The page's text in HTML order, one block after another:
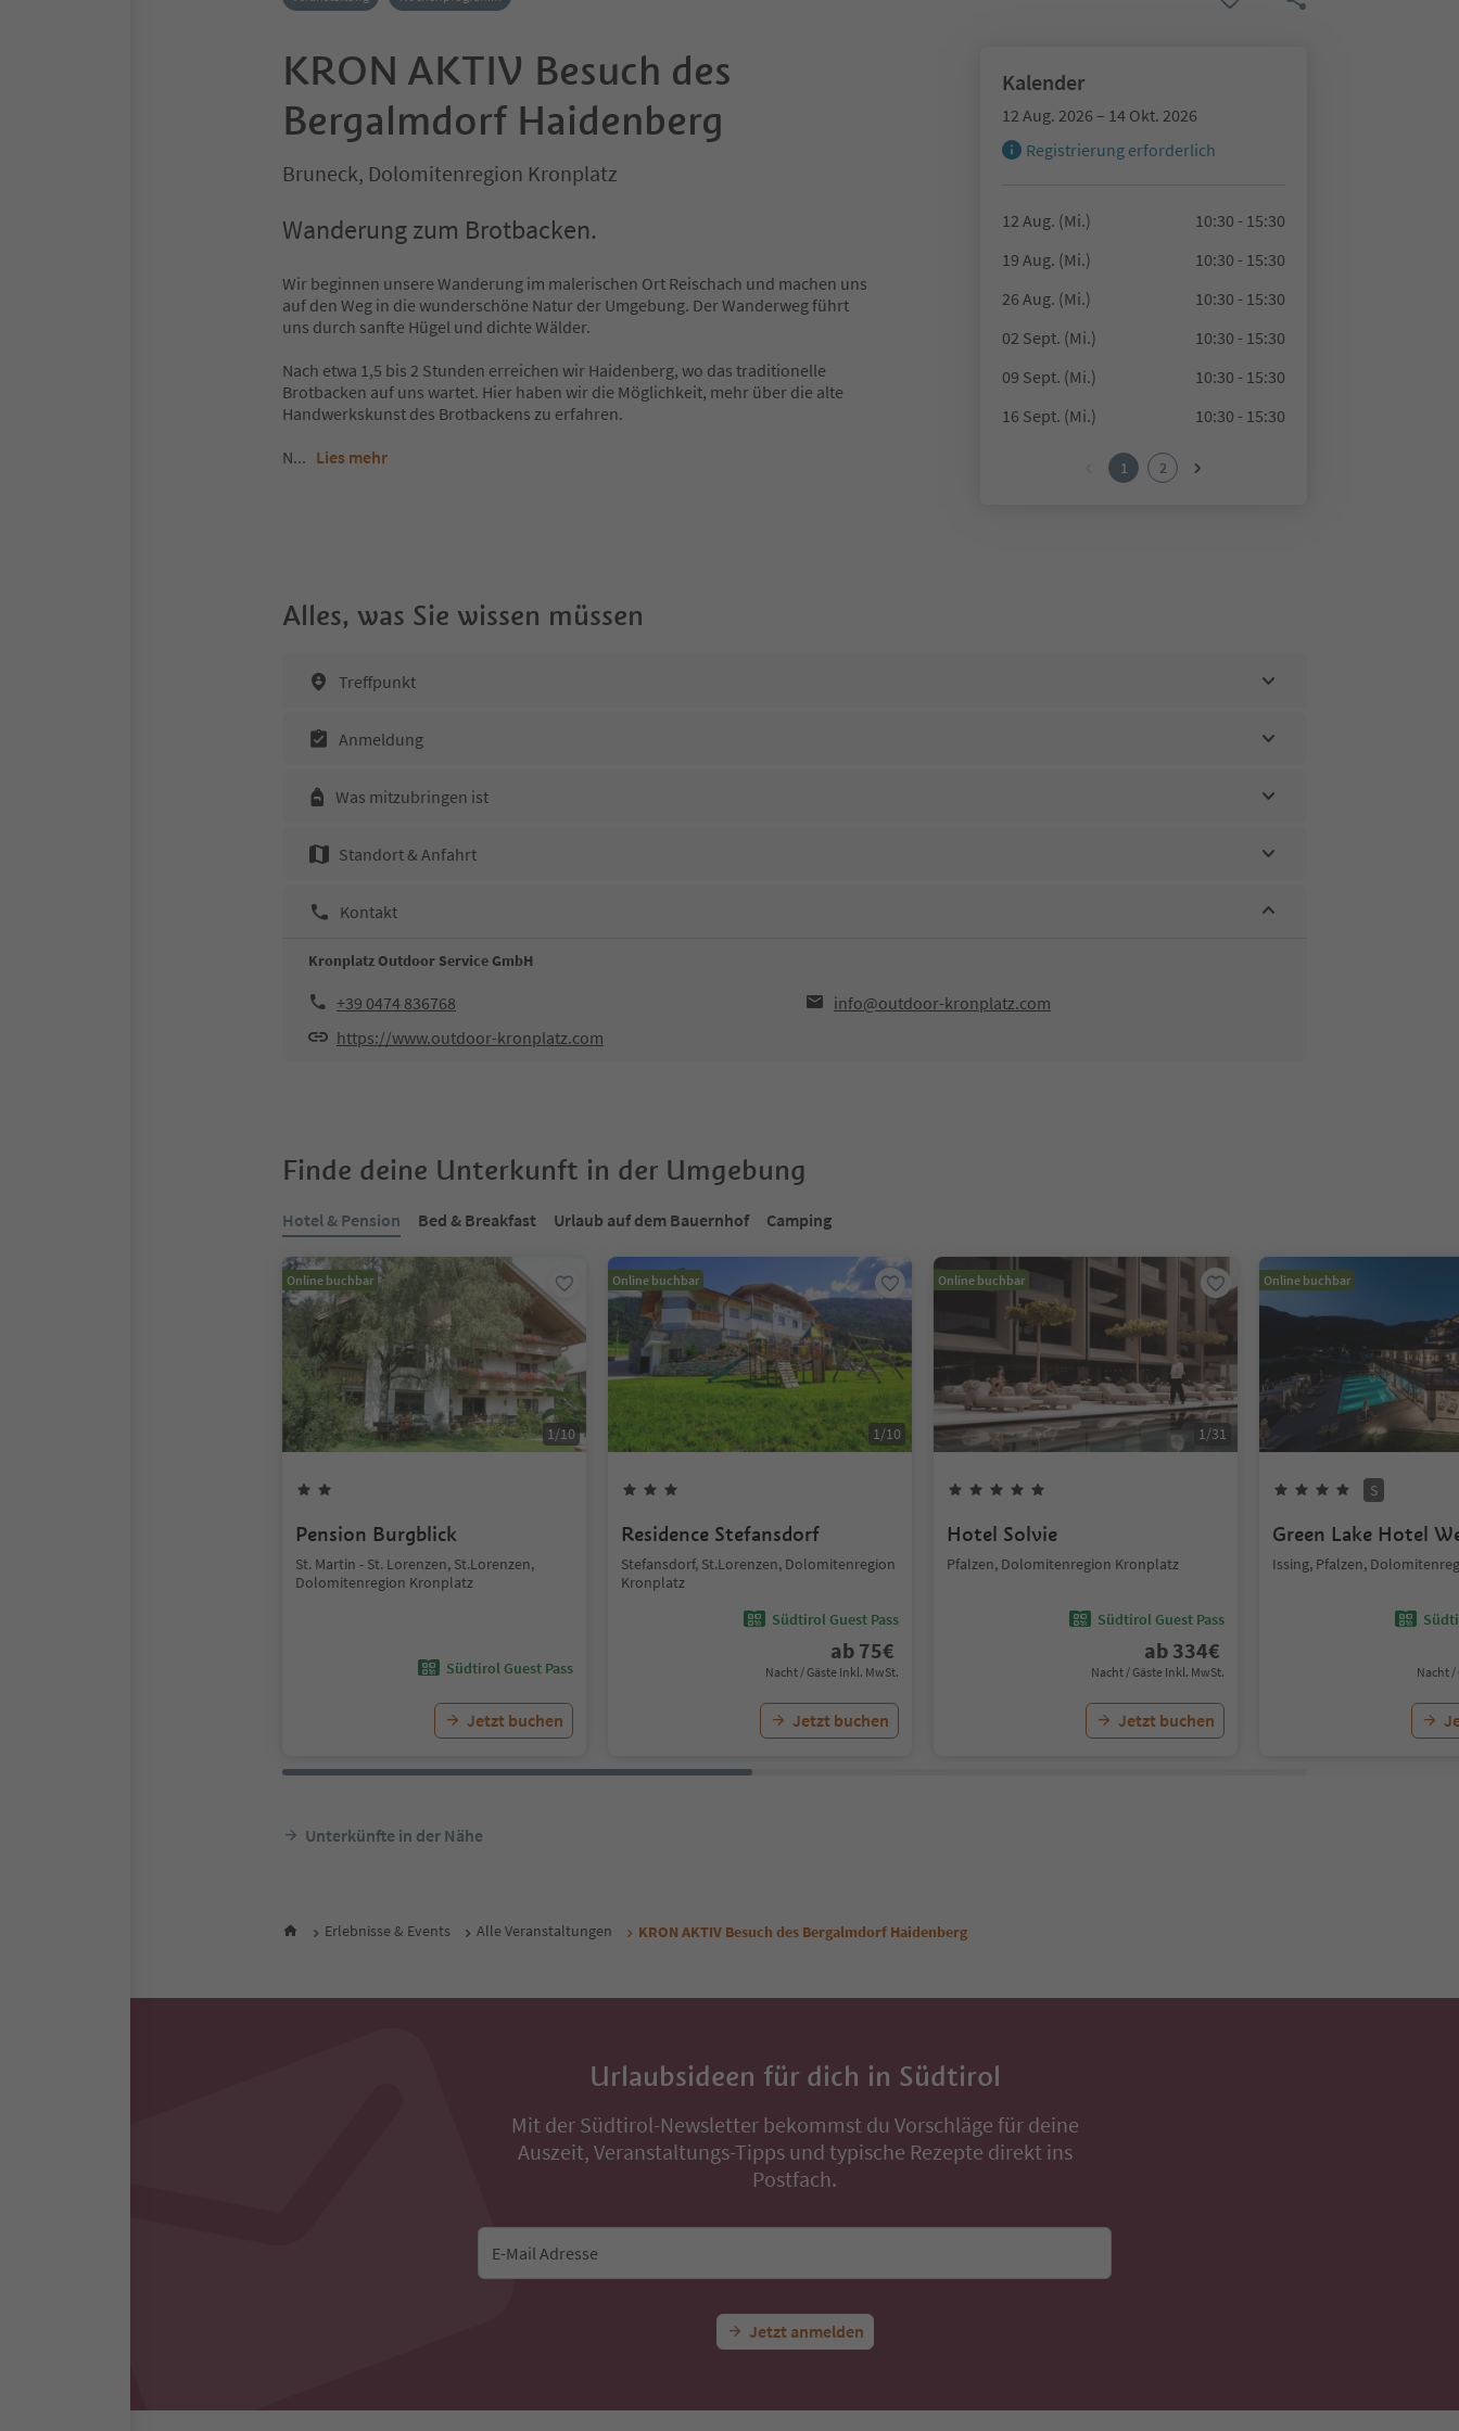
KRON AKTIV Besuch des
Bergalmdorf Haidenberg
Bruneck, Dolomitenregion Kronplatz
Wanderung zum Brotbacken.
Wir beginnen unsere Wanderung im malerischen Ort Reischach und machen uns
auf den Weg in die wunderschöne Natur der Umgebung. Der Wanderweg führt
uns durch sanfte Hügel und dichte Wälder.
Nach etwa 1,5 bis 2 Stunden erreichen wir Haidenberg, wo das traditionelle
Brotbacken auf uns wartet. Hier haben wir die Möglichkeit, mehr über die alte
Handwerkskunst des Brotbackens zu erfahren.
N... Lies mehr
Kalender
12 Aug. 2026 – 14 Okt. 2026
Registrierung erforderlich
12 Aug. (Mi.)
10:30 - 15:30
19 Aug. (Mi.)
10:30 - 15:30
26 Aug. (Mi.)
10:30 - 15:30
02 Sept. (Mi.)
10:30 - 15:30
09 Sept. (Mi.)
10:30 - 15:30
16 Sept. (Mi.)
10:30 - 15:30
1 2
Alles, was Sie wissen müssen
Treffpunkt
Anmeldung
Was mitzubringen ist
Standort & Anfahrt
Kontakt
Kronplatz Outdoor Service GmbH
+39 0474 836768
info@outdoor-kronplatz.com
https://www.outdoor-kronplatz.com
Finde deine Unterkunft in der Umgebung
Hotel & Pension Bed & Breakfast Urlaub auf dem Bauernhof Camping
Online buchbar
1/10
Pension Burgblick
St. Martin - St. Lorenzen, St.Lorenzen,
Dolomitenregion Kronplatz
Südtirol Guest Pass
Jetzt buchen
Online buchbar
1/10
Residence Stefansdorf
Stefansdorf, St.Lorenzen, Dolomitenregion
Kronplatz
Südtirol Guest Pass
ab 75€
Nacht / Gäste Inkl. MwSt.
Jetzt buchen
Online buchbar
1/31
Hotel Solvie
Pfalzen, Dolomitenregion Kronplatz
Südtirol Guest Pass
ab 334€
Nacht / Gäste Inkl. MwSt.
Jetzt buchen
Online buchbar
S
Green Lake Hotel
Issing, Pfalzen,
Nacht /
Unterkünfte in der Nähe
Erlebnisse & Events Alle Veranstaltungen KRON AKTIV Besuch des Bergalmdorf Haidenberg
Urlaubsideen für dich in Südtirol
Mit der Südtirol-Newsletter bekommst du Vorschläge für deine
Auszeit, Veranstaltungs-Tipps und typische Rezepte direkt ins
Postfach.
E-Mail Adresse
Jetzt anmelden